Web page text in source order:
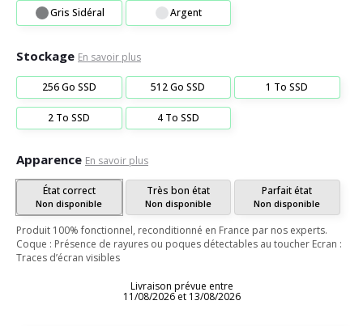
Gris Sidéral Argent
Stockage En savoir plus
256 Go SSD 512 Go SSD 1 To SSD
2 To SSD 4 To SSD
Apparence En savoir plus
État correct
Non disponible
Très bon état
Non disponible
Parfait état
Non disponible
Produit 100% fonctionnel, reconditionné en France par nos experts.
Coque : Présence de rayures ou poques détectables au toucher Ecran :
Traces d’écran visibles
Livraison prévue entre
11/08/2026 et 13/08/2026